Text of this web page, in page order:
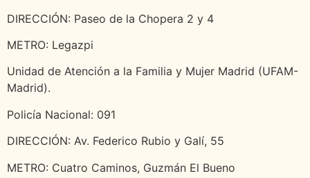
DIRECCIÓN: Paseo de la Chopera 2 y 4
METRO: Legazpi
Unidad de Atención a la Familia y Mujer Madrid (UFAM-
Madrid).
Policía Nacional: 091
DIRECCIÓN: Av. Federico Rubio y Galí, 55
METRO: Cuatro Caminos, Guzmán El Bueno